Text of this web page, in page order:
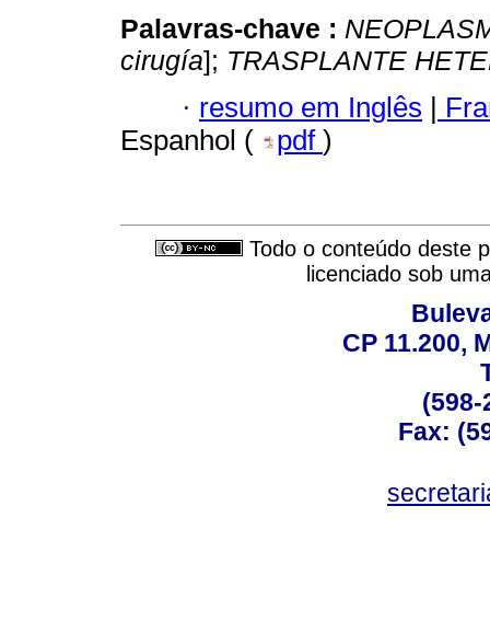
Palavras-chave :
cirugía]; TRASPLANTE
· resumo em Inglês |
Espanhol (
pdf )
Todo o conteúdo deste
licenciado sob
CP 11.200,
(598-
Fax: